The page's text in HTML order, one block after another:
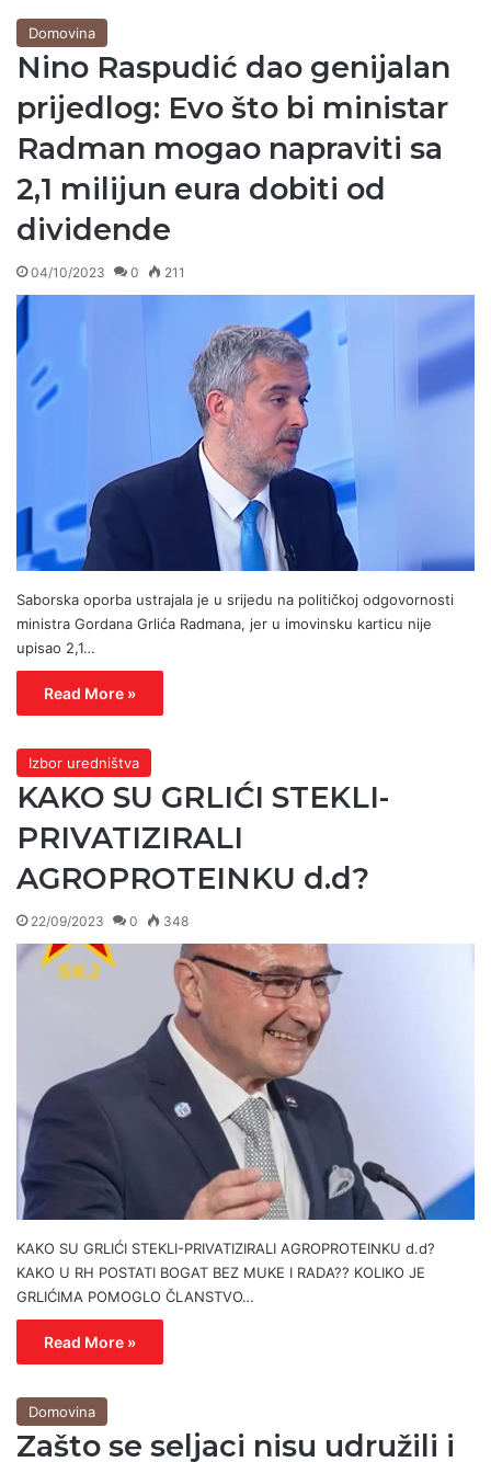
Domovina
Nino Raspudić dao genijalan
prijedlog: Evo što bi ministar
Radman mogao napraviti sa
2,1 milijun eura dobiti od
dividende
04/10/2023 0 211
Saborska oporba ustrajala je u srijedu na političkoj odgovornosti
ministra Gordana Grlića Radmana, jer u imovinsku karticu nije
upisao 2,1…
Read More »
Izbor uredništva
KAKO SU GRLIĆI STEKLI-
PRIVATIZIRALI
AGROPROTEINKU d.d?
22/09/2023 0 348
KAKO SU GRLIĆI STEKLI-PRIVATIZIRALI AGROPROTEINKU d.d?
KAKO U RH POSTATI BOGAT BEZ MUKE I RADA?? KOLIKO JE
GRLIĆIMA POMOGLO ČLANSTVO…
Read More »
Domovina
Zašto se seljaci nisu udružili i